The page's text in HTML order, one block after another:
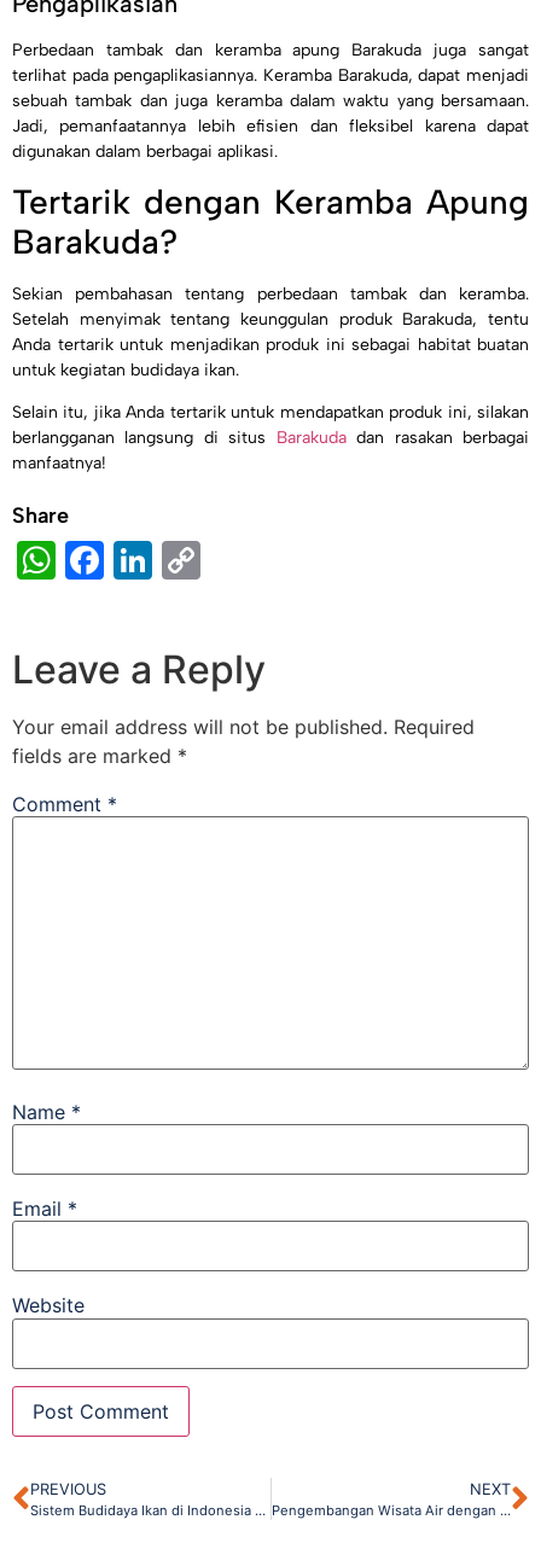
Perbedaan tambak dan keramba apung Barakuda juga sangat
terlihat pada pengaplikasiannya. Keramba Barakuda, dapat menjadi
sebuah tambak dan juga keramba dalam waktu yang bersamaan.
Jadi, pemanfaatannya lebih efisien dan fleksibel karena dapat
digunakan dalam berbagai aplikasi.
Tertarik dengan Keramba Apung
Barakuda?
Sekian pembahasan tentang perbedaan tambak dan keramba.
Setelah menyimak tentang keunggulan produk Barakuda, tentu
Anda tertarik untuk menjadikan produk ini sebagai habitat buatan
untuk kegiatan budidaya ikan.
Selain itu, jika Anda tertarik untuk mendapatkan produk ini, silakan
berlangganan langsung di situs Barakudadan rasakan berbagai
manfaatnya!
Share
WhatsApp
Facebook
LinkedIn
Leave a Reply
Your email address will not be published. Required
fields are marked *
Comment *
Name *
Email *
Website
PREVIOUS
Sistem Budidaya Ikan di Indonesia dan Prasarana Pendukungnya
NEXT
Pengembangan Wisata Air dengan Memaksimalkan Potensi Laut Indonesia